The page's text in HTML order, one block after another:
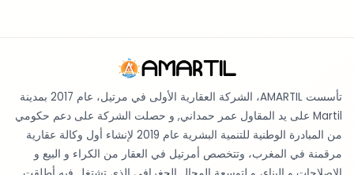
تأسست AMARTIL، الشركة العقارية الأولى في مرتيل، عام 2017 بمدينة
Martil على يد المقاول عمر حمداني, و حصلت الشركة على دعم حكومي
من المبادرة الوطنية للتنمية البشرية عام 2019 لإنشاء أول وكالة عقارية
مرقمنة في المغرب، وتتخصص أمرتيل في العقار من الكراء و البيع و